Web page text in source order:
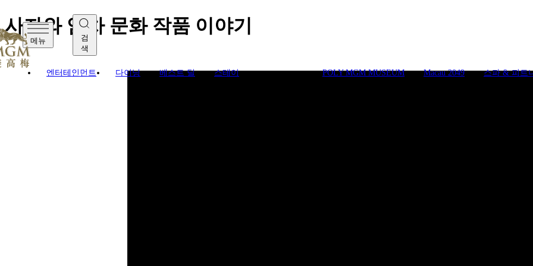
메뉴
검
색
엔터테인먼트 다이닝 베스트 딜 스테이 POLY MGM MUSEUM Macau 2049 스파 & 피트
사자와 얌차 문화 작품 이야기